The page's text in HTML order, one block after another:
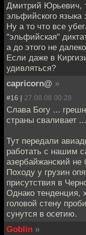
Дмитрий Юрьевич,
эльфийского языка
Ну а то что все
"эльфийская"
а до этого не
Если даже в
удивляться?
capricorn@ »
#16 | 27.08.08 00:28
Слава Богу ...
страны сваливает
Тут передали
работать с нашим
азербайжанский не
Походу у грузин
присутствия в
Однако тенденция,
головой стену
сунутся в осетию.
Goblin »